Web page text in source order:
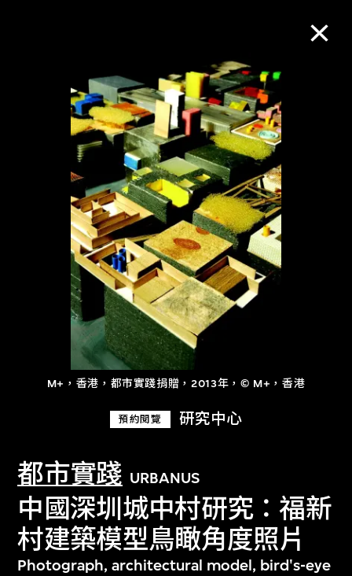
M+，香港，都市實踐捐贈，2013年，© M+，香港
預約閱覽 研究中心
都市實踐 URBANUS
中國深圳城中村研究：福新
村建築模型鳥瞰角度照片
Photograph, architectural model, bird's-eye
M+藏品
進一步篩選
關於M+藏品
探索世界頂級的二十及二十一世紀視覺
文化藏品。